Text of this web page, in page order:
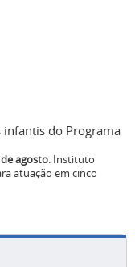
infantis do Programa
de agosto. Instituto
atuação em cinco